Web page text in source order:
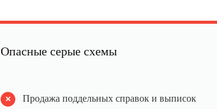
Опасные серые схемы
Продажа поддельных справок и выписок